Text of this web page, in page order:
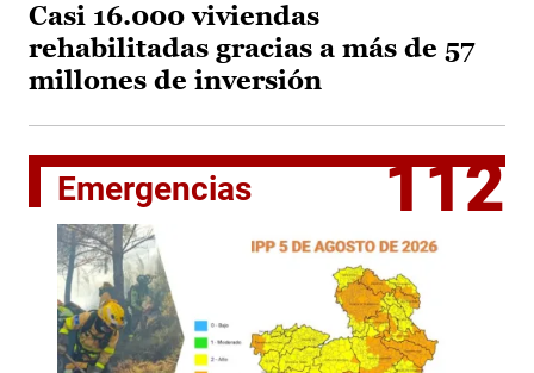
Casi 16.000 viviendas
rehabilitadas gracias a más de 57
millones de inversión
Emergencias 112